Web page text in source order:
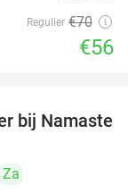
Regulier €70
€56
29%
bij Namaste
Za